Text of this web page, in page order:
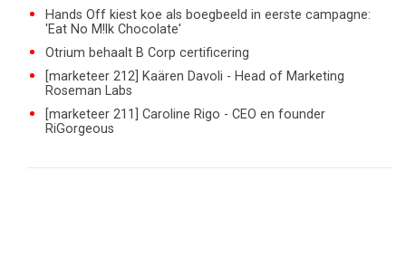
Hands Off kiest koe als boegbeeld in eerste campagne:
'Eat No M!lk Chocolate'
Otrium behaalt B Corp certificering
[marketeer 212] Kaären Davoli - Head of Marketing
Roseman Labs
[marketeer 211] Caroline Rigo - CEO en founder
RiGorgeous